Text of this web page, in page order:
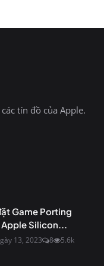
tín đồ của Apple.
Game Porting
Silicon...
13, 2023 8 5.6k